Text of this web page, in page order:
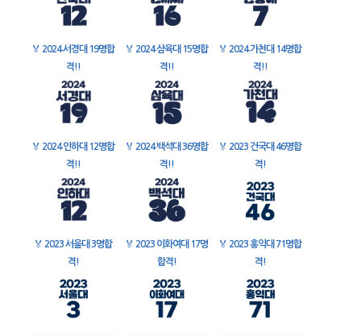
🏅 2024 서경대 19명합
격!!
🏅 2024 삼육대 15명합
격!!
🏅 2024 가천대 14명합
격!!
🏅 2024 인하대 12명합
격!!
🏅 2024 백석대 36명합
격!!
🏅 2023 건국대 46명합
격!
🏅 2023 서울대 3명합
격!
🏅 2023 이화여대 17명
합격!
🏅 2023 홍익대 71명합
격!